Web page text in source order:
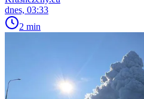
dnes, 03:33
2 min